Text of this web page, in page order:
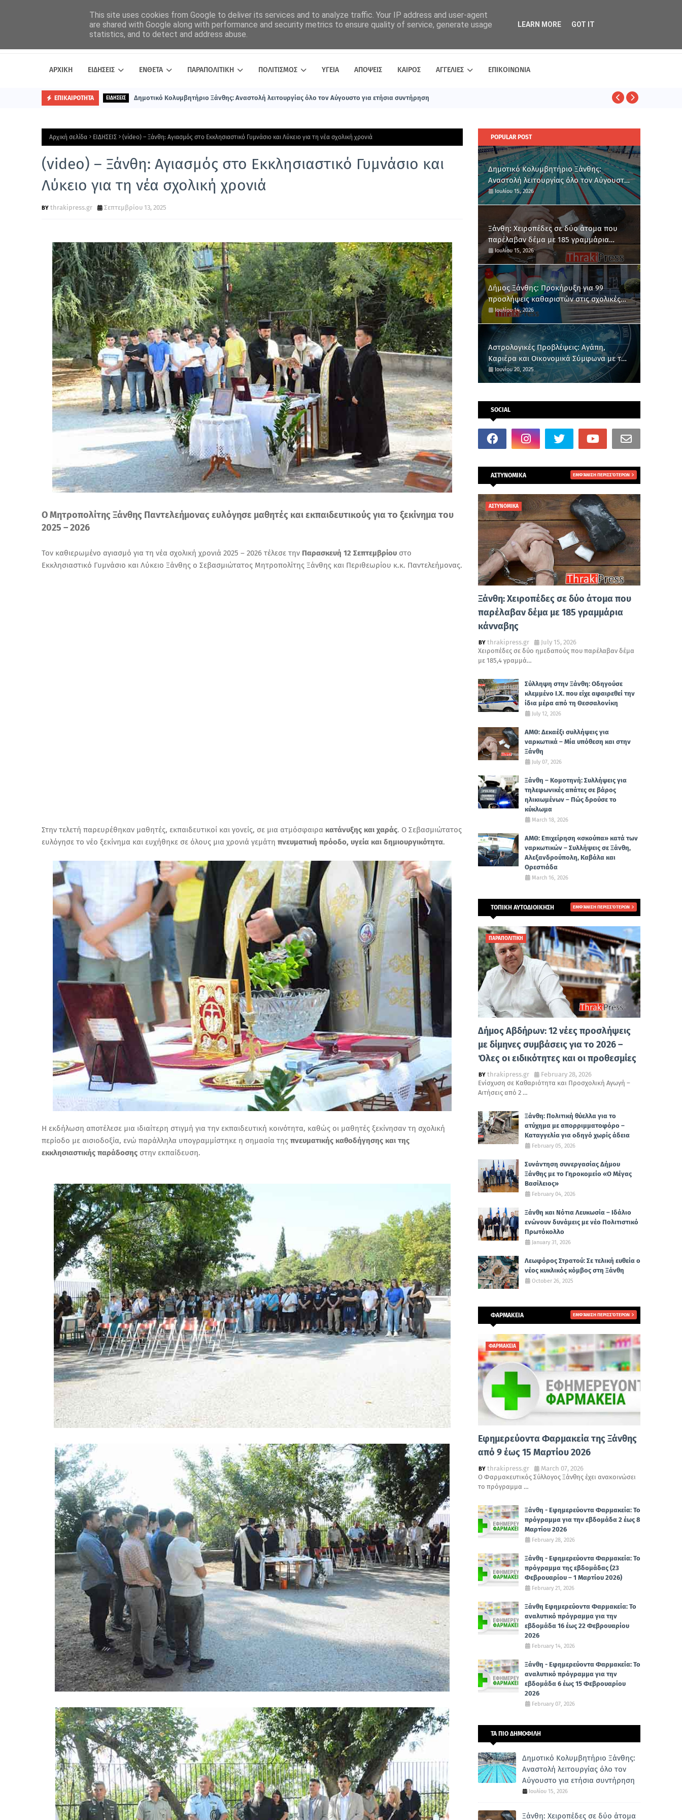
ΑΡΧΙΚΗ ΕΙΔΗΣΕΙΣ ΕΝΘΕΤΑ ΠΑΡΑΠΟΛΙΤΙΚΗ ΠΟΛΙΤΙΣΜΟΣ ΥΓΕΙΑ ΑΠΟΨΕΙΣ ΚΑΙΡΟΣ ΑΓΓΕΛΙΕΣ ΕΠΙΚΟΙΝΩΝΙΑ
ΕΠΙΚΑΙΡΟΤΗΤΑ ΕΙΔΗΣΕΙΣ Δημοτικό Κολυμβητήριο Ξάνθης: Αναστολή λειτουργίας όλο τον Αύγουστο για ετήσια συντήρηση
Αρχική σελίδα ΕΙΔΗΣΕΙΣ (video) – Ξάνθη: Αγιασμός στο Εκκλησιαστικό Γυμνάσιο και Λύκειο για τη νέα σχολική χρονιά
(video) – Ξάνθη: Αγιασμός στο Εκκλησιαστικό Γυμνάσιο και
Λύκειο για τη νέα σχολική χρονιά
thrakipress.gr Σεπτεμβρίου 13, 2025
Ο Μητροπολίτης Ξάνθης Παντελεήμονας ευλόγησε μαθητές και εκπαιδευτικούς για το ξεκίνημα του
2025 – 2026
Τον καθιερωμένο αγιασμό για τη νέα σχολική χρονιά 2025 – 2026 τέλεσε την Παρασκευή 12 Σεπτεμβρίου στο
Εκκλησιαστικό Γυμνάσιο και Λύκειο Ξάνθης ο Σεβασμιώτατος Μητροπολίτης Ξάνθης και Περιθεωρίου κ.κ. Παντελεήμονας.
Στην τελετή παρευρέθηκαν μαθητές, εκπαιδευτικοί και γονείς, σε μια ατμόσφαιρα κατάνυξης και χαράς. Ο Σεβασμιώτατος
ευλόγησε το νέο ξεκίνημα και ευχήθηκε σε όλους μια χρονιά γεμάτη πνευματική πρόοδο, υγεία και δημιουργικότητα.
Η εκδήλωση αποτέλεσε μια ιδιαίτερη στιγμή για την εκπαιδευτική κοινότητα, καθώς οι μαθητές ξεκίνησαν τη σχολική
περίοδο με αισιοδοξία, ενώ παράλληλα υπογραμμίστηκε η σημασία της πνευματικής καθοδήγησης και της
εκκλησιαστικής παράδοσης στην εκπαίδευση.
POPULAR POST
Δημοτικό Κολυμβητήριο Ξάνθης:
Αναστολή λειτουργίας όλο τον Αύγουστο
για ετήσια συντήρηση
Ιουλίου 15, 2026
Ξάνθη: Χειροπέδες σε δύο άτομα που
παρέλαβαν δέμα με 185 γραμμάρια
κάνναβης
Ιουλίου 15, 2026
Δήμος Ξάνθης: Προκήρυξη για 99
προσλήψεις καθαριστών στις σχολικές
μονάδες
Ιουλίου 14, 2026
Αστρολογικές Προβλέψεις: Αγάπη,
Καριέρα και Οικονομικά Σύμφωνα με το
Ζώδιό σου
Ιουνίου 20, 2025
SOCIAL
ΑΣΤΥΝΟΜΙΚΑ ΕΜΦΆΝΙΣΗ ΠΕΡΙΣΣΌΤΕΡΩΝ
ΑΣΤΥΝΟΜΙΚΑ
Ξάνθη: Χειροπέδες σε δύο άτομα που
παρέλαβαν δέμα με 185 γραμμάρια
κάνναβης
thrakipress.gr
July 15, 2026
Χειροπέδες σε δύο ημεδαπούς που παρέλαβαν δέμα
με 185,4 γραμμά…
Σύλληψη στην Ξάνθη: Οδηγούσε
κλεμμένο Ι.Χ. που είχε αφαιρεθεί την
ίδια μέρα από τη Θεσσαλονίκη
July 12, 2026
ΑΜΘ: Δεκαέξι συλλήψεις για
ναρκωτικά – Μία υπόθεση και στην
Ξάνθη
July 07, 2026
Ξάνθη – Κομοτηνή: Συλλήψεις για
τηλεφωνικές απάτες σε βάρος
ηλικιωμένων – Πώς δρούσε το
κύκλωμα
March 18, 2026
ΑΜΘ: Επιχείρηση «σκούπα» κατά των
ναρκωτικών – Συλλήψεις σε Ξάνθη,
Αλεξανδρούπολη, Καβάλα και
Ορεστιάδα
March 16, 2026
ΤΟΠΙΚΗ ΑΥΤΟΔΙΟΙΚΗΣΗ ΕΜΦΆΝΙΣΗ ΠΕΡΙΣΣΌΤΕΡΩΝ
ΠΑΡΑΠΟΛΙΤΙΚΗ
Δήμος Αβδήρων: 12 νέες προσλήψεις
με δίμηνες συμβάσεις για το 2026 –
Όλες οι ειδικότητες και οι προθεσμίες
thrakipress.gr
February 28, 2026
Ενίσχυση σε Καθαριότητα και Προσχολική Αγωγή –
Αιτήσεις από 2 …
Ξάνθη: Πολιτική θύελλα για το
ατύχημα με απορριμματοφόρο –
Καταγγελία για οδηγό χωρίς άδεια
February 05, 2026
Συνάντηση συνεργασίας Δήμου
Ξάνθης με το Γηροκομείο «Ο Μέγας
Βασίλειος»
February 04, 2026
Ξάνθη και Νότια Λευκωσία – Ιδάλιο
ενώνουν δυνάμεις με νέο Πολιτιστικό
Πρωτόκολλο
January 31, 2026
Λεωφόρος Στρατού: Σε τελική ευθεία ο
νέος κυκλικός κόμβος στη Ξάνθη
October 26, 2025
ΦΑΡΜΑΚΕΙΑ ΕΜΦΆΝΙΣΗ ΠΕΡΙΣΣΌΤΕΡΩΝ
ΦΑΡΜΑΚΕΙΑ
Εφημερεύοντα Φαρμακεία της Ξάνθης
από 9 έως 15 Μαρτίου 2026
thrakipress.gr
March 07, 2026
Ο Φαρμακευτικός Σύλλογος Ξάνθης έχει ανακοινώσει
το πρόγραμμα …
Ξάνθη - Εφημερεύοντα Φαρμακεία: Το
πρόγραμμα για την εβδομάδα 2 έως 8
Μαρτίου 2026
February 28, 2026
Ξάνθη - Εφημερεύοντα Φαρμακεία: Το
πρόγραμμα της εβδομάδας (23
Φεβρουαρίου – 1 Μαρτίου 2026)
February 21, 2026
Ξάνθη Εφημερεύοντα Φαρμακεία: Το
αναλυτικό πρόγραμμα για την
εβδομάδα 16 έως 22 Φεβρουαρίου
2026
February 14, 2026
Ξάνθη - Εφημερεύοντα Φαρμακεία: Το
αναλυτικό πρόγραμμα για την
εβδομάδα 6 έως 15 Φεβρουαρίου
2026
February 07, 2026
ΤΑ ΠΙΟ ΔΗΜΟΦΙΛΗ
Δημοτικό Κολυμβητήριο Ξάνθης:
Αναστολή λειτουργίας όλο τον
Αύγουστο για ετήσια συντήρηση
Ιουλίου 15, 2026
Ξάνθη: Χειροπέδες σε δύο άτομα
This site uses cookies from Google to deliver its services and to analyze traffic. Your IP address and user-agent
are shared with Google along with performance and security metrics to ensure quality of service, generate usage
statistics, and to detect and address abuse.
LEARN MORE GOT IT